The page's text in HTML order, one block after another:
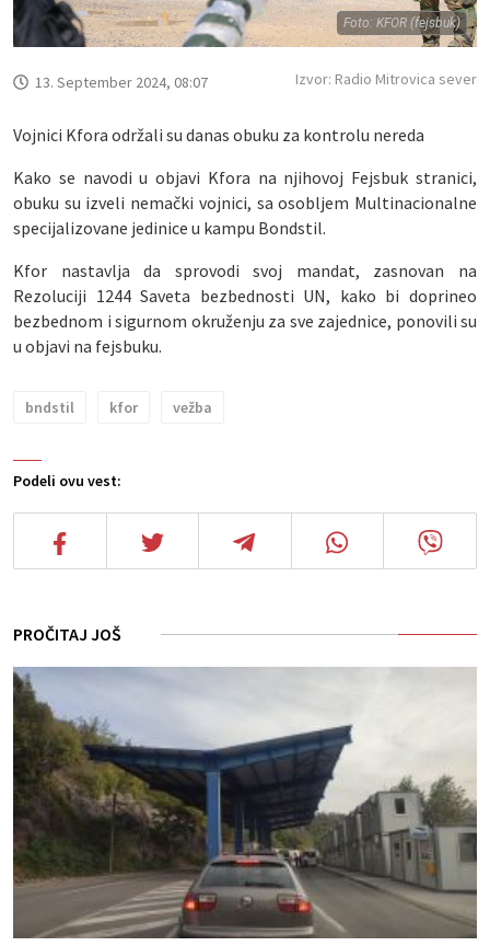
Foto: KFOR (fejsbuk)
Podeli ovu vest:
13. September 2024, 08:07 Izvor: Radio Mitrovica sever
Vojnici Kfora održali su danas obuku za kontrolu nereda
Kako se navodi u objavi Kfora na njihovoj Fejsbuk stranici,
obuku su izveli nemački vojnici, sa osobljem Multinacionalne
specijalizovane jedinice u kampu Bondstil.
Kfor nastavlja da sprovodi svoj mandat, zasnovan na
Rezoluciji 1244 Saveta bezbednosti UN, kako bi doprineo
bezbednom i sigurnom okruženju za sve zajednice, ponovili su
u objavi na fejsbuku.
bndstil kfor vežba
PROČITAJ JOŠ